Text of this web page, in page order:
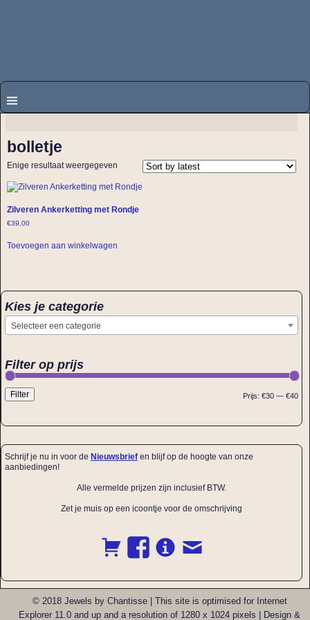
bolletje
Enige resultaat weergegeven
Zilveren Ankerketting met Rondje
€39,00
Toevoegen aan winkelwagen
Kies je categorie
Selecteer een categorie
Filter op prijs
Filter Prijs: €30 — €40
Schrijf je nu in voor de Nieuwsbrief en blijf op de hoogte van onze
aanbiedingen!
Alle vermelde prijzen zijn inclusief BTW.
Zet je muis op een icoontje voor de omschrijving
© 2018 Jewels by Chantisse | This site is optimised for Internet
Explorer 11.0 and up and a resolution of 1280 x 1024 pixels | Design &